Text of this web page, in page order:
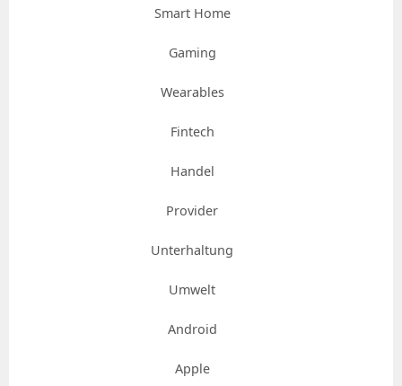
Smart Home
Gaming
Wearables
Fintech
Handel
Provider
Unterhaltung
Umwelt
Android
Apple